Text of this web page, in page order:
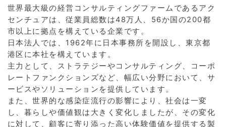
世界最大級の経営コンサルティングファームであるアク
センチュアは、従業員総数は48万人、56か国の200都
市以上に拠点を構えている企業です。
日本法人では、1962年に日本事務所を開設し、東京都
港区に本社を構えています。
主力として、ストラテジーやコンサルティング、コーポ
レートファンクションズなど、幅広い分野において、サ
ービスやソリューションを提供しています。
また、世界的な感染症流行の影響により、社会は一変
し、暮らしや価値観は大きく変化しましたが、その変化
に対して、顧客に寄り添った高い体験価値を提供する製